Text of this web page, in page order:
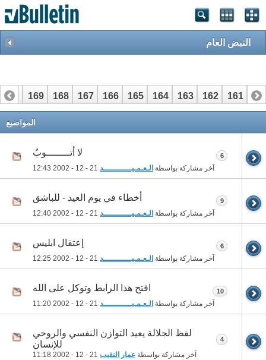
النبض العام
161
162
163
164
165
166
167
168
169
170
المواضيع
لا أتــــــــوبُ
آخر مشاركة بواسطة الـعـمـيــــــــــــد 12:43
6
أخطاء في يوم العيد - للباشق
آخر مشاركة بواسطة الـعـمـيــــــــــــد 12:40
9
إعتقال ابليس
آخر مشاركة بواسطة الـعـمـيــــــــــــد 12:25
6
افتح هذا الرابط وتوكل على الله
آخر مشاركة بواسطة الـعـمـيــــــــــــد 11:20
10
لفظ الجلالة يعيد التوازن النفسي والروحي
للإنسان
آخر مشاركة بواسطة عمار النقيب 11:18
4